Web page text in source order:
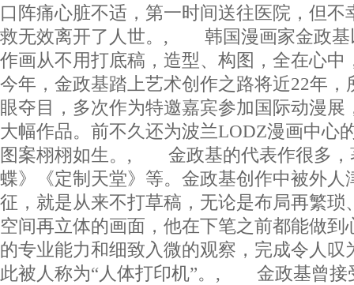
口阵痛心脏不适，第一时间送往医院，但不
救无效离开了人世。, 韩国漫画家金政基
作画从不用打底稿，造型、构图，全在心中
今年，金政基踏上艺术创作之路将近22年，
眼夺目，多次作为特邀嘉宾参加国际动漫展
大幅作品。前不久还为波兰LODZ漫画中心
图案栩栩如生。, 金政基的代表作很多，
蝶》《定制天堂》等。金政基创作中被外人
征，就是从来不打草稿，无论是布局再繁琐
空间再立体的画面，他在下笔之前都能做到
的专业能力和细致入微的观察，完成令人叹
此被人称为“人体打印机”。, 金政基曾接